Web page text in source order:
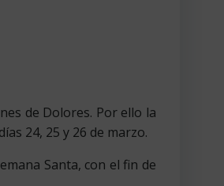
de Dolores. Por ello la
24, 25 y 26 de marzo.
Santa, con el fin de